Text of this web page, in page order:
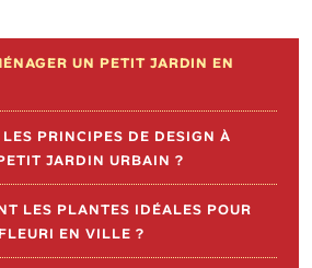
de l'article
UN PETIT JARDIN EN
PRINCIPES DE DESIGN À
JARDIN URBAIN ?
LES PLANTES IDÉALES POUR
EN VILLE ?